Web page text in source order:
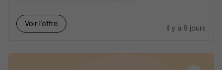
Voir l’offre
il y a 8 jours